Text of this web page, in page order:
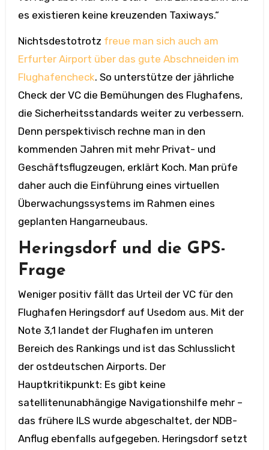
es existieren keine kreuzenden Taxiways.“
Nichtsdestotrotz freue man sich auch am
Erfurter Airport über das gute Abschneiden im
Flughafencheck. So unterstütze der jährliche
Check der VC die Bemühungen des Flughafens,
die Sicherheitsstandards weiter zu verbessern.
Denn perspektivisch rechne man in den
kommenden Jahren mit mehr Privat- und
Geschäftsflugzeugen, erklärt Koch. Man prüfe
daher auch die Einführung eines virtuellen
Überwachungssystems im Rahmen eines
geplanten Hangarneubaus.
Heringsdorf und die GPS-
Frage
Weniger positiv fällt das Urteil der VC für den
Flughafen Heringsdorf auf Usedom aus. Mit der
Note 3,1 landet der Flughafen im unteren
Bereich des Rankings und ist das Schlusslicht
der ostdeutschen Airports. Der
Hauptkritikpunkt: Es gibt keine
satellitenunabhängige Navigationshilfe mehr –
das frühere ILS wurde abgeschaltet, der NDB-
Anflug ebenfalls aufgegeben. Heringsdorf setzt